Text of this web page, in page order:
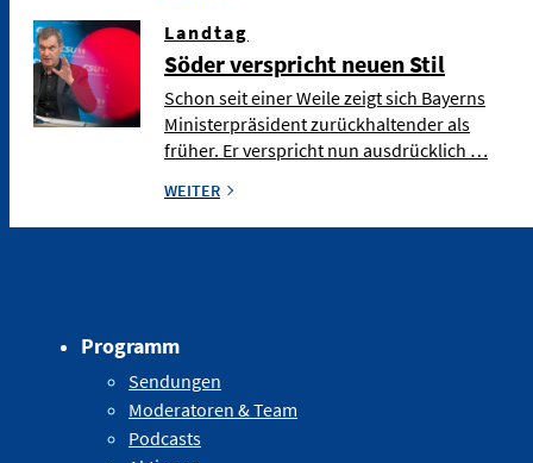
Landtag
Söder verspricht neuen Stil
Schon seit einer Weile zeigt sich Bayerns
Ministerpräsident zurückhaltender als
früher. Er verspricht nun ausdrücklich …
WEITER
Programm
Sendungen
Moderatoren & Team
Podcasts